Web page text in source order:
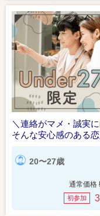
＼連絡がマメ・誠実
そんな安心感のある
20〜27歳
通常価格
初参加